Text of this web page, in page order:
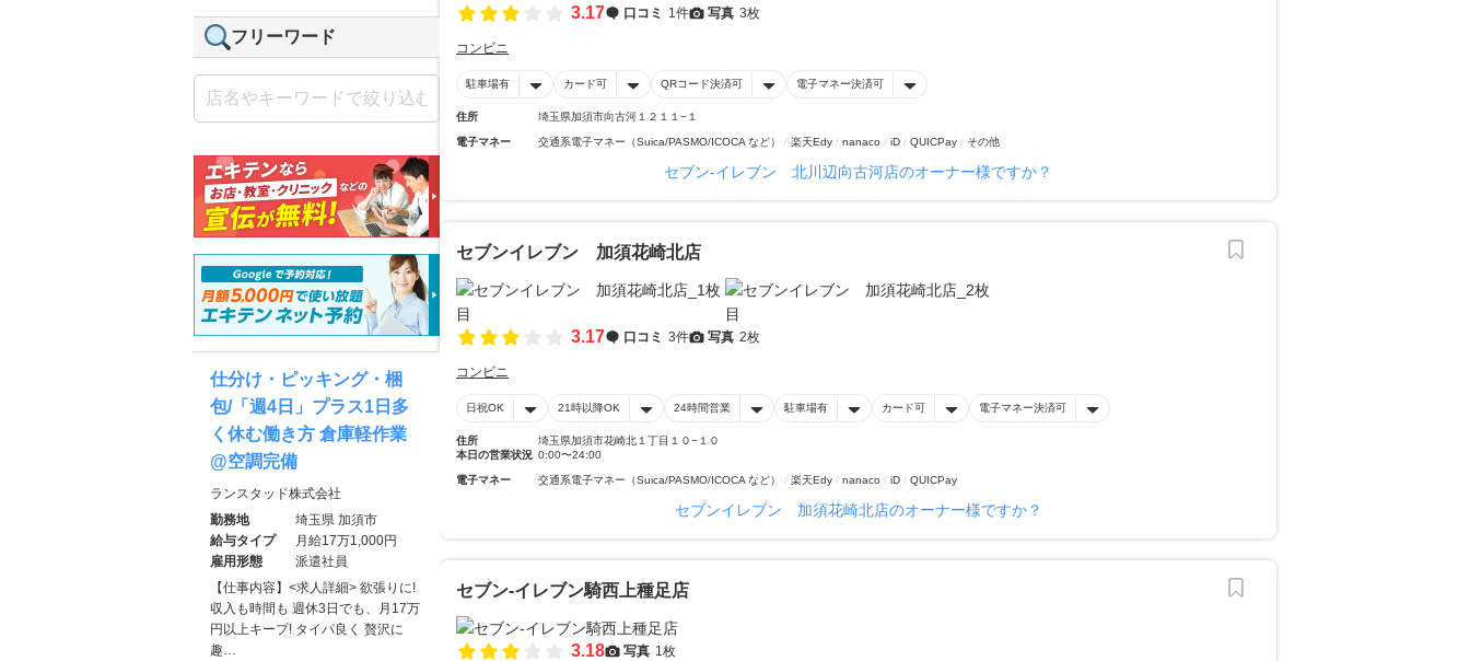
3.17 口コミ 1件 写真 3枚
コンビニ
駐車場有 カード可 QRコード決済可 電子マネー決済可
住所 埼玉県加須市向古河１２１１−１
電子マネー 交通系電子マネー（Suica/PASMO/ICOCA など） 楽天Edy nanaco iD QUICPay その他
セブン‐イレブン 北川辺向古河店のオーナー様ですか？
セブンイレブン 加須花崎北店
3.17 口コミ 3件 写真 2枚
コンビニ
日祝OK 21時以降OK 24時間営業 駐車場有 カード可 電子マネー決済可
住所
埼玉県加須市花崎北１丁目１０−１０
本日の営業状況 0:00〜24:00
電子マネー 交通系電子マネー（Suica/PASMO/ICOCA など） 楽天Edy nanaco iD QUICPay
セブンイレブン 加須花崎北店のオーナー様ですか？
セブン‐イレブン騎西上種足店
3.18 写真 1枚
フリーワード
仕分け・ピッキング・梱
包/「週4日」プラス1日多
く休む働き方 倉庫軽作業
@空調完備
ランスタッド株式会社
勤務地
埼玉県 加須市
給与タイプ
月給17万1,000円
雇用形態
派遣社員
【仕事内容】<求人詳細> 欲張りに!
収入も時間も 週休3日でも、月17万
円以上キープ! タイパ良く 贅沢に
趣…